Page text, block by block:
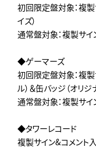
初回限定盤対象：複製
イズ）
通常盤対象：複製サイ
◆ゲーマーズ
初回限定盤対象：複製
ル）＆缶バッジ（オリジ
通常盤対象：複製サイ
◆タワーレコード
複製サイン&コメント